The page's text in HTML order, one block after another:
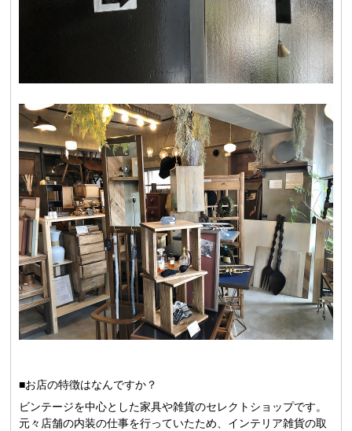
■お店の特徴はなんですか？
ビンテージを中心とした家具や雑貨のセレクトショップです。
元々店舗の内装の仕事を行っていたため、インテリア雑貨の取